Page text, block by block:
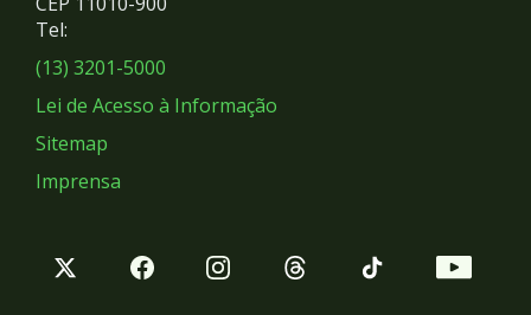
Sociais
Tel:
(13) 3201-5000
Lei de Acesso à Informação
Sitemap
Imprensa